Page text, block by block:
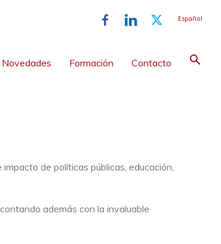
Español
Novedades Formación Contacto
de políticas públicas, educación,
además con la invaluable